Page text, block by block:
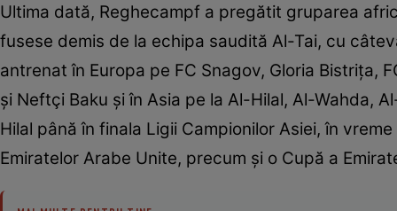
Ultima dată, Reghecampf a pregătit gruparea
fusese demis de la echipa saudită Al-Tai, cu
antrenat în Europa pe FC Snagov, Gloria Bistrița,
și Neftçi Baku și în Asia pe la Al-Hilal, Al-Wahda,
Hilal până în finala Ligii Campionilor Asiei, în
Emiratelor Arabe Unite, precum și o Cupă a